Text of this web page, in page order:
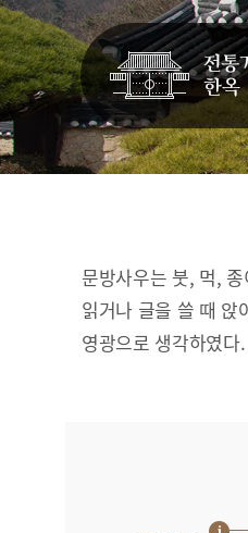
문방사우는 붓, 먹,
읽거나 글을 쓸 때 앉
영광으로 생각하였다.